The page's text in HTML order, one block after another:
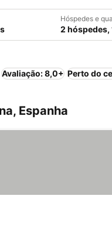
Hóspedes e
2 hóspedes,
Avaliação: 8,0+ Perto do
Espanha